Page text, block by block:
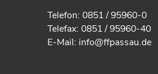
Telefon: 0851 / 95960-0
Telefax: 0851 / 95960-40
E-Mail: info@ffpassau.de